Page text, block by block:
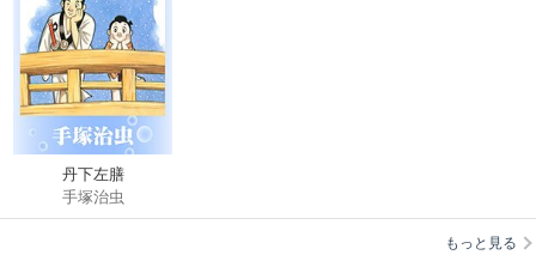
丹下左膳
手塚治虫
もっと見る